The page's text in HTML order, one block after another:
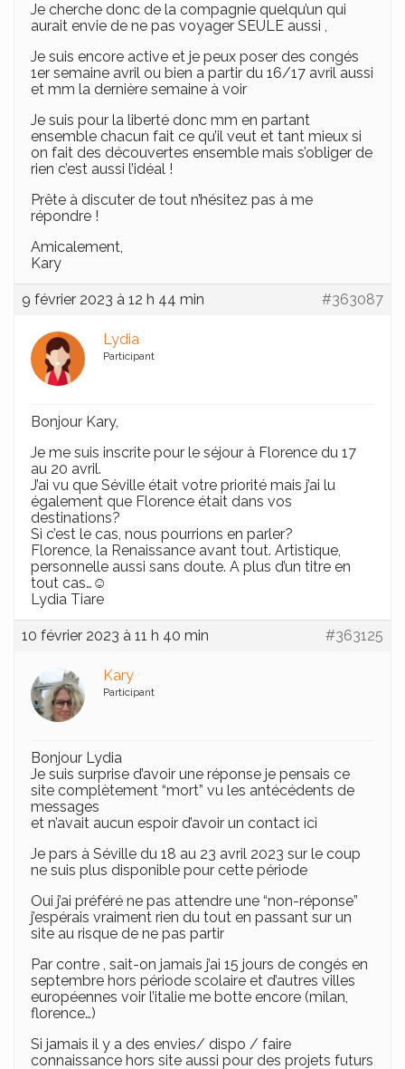
Je cherche donc de la compagnie quelqu’un qui
aurait envie de ne pas voyager SEULE aussi ,
Je suis encore active et je peux poser des congés
1er semaine avril ou bien a partir du 16/17 avril aussi
et mm la dernière semaine à voir
Je suis pour la liberté donc mm en partant
ensemble chacun fait ce qu’il veut et tant mieux si
on fait des découvertes ensemble mais s’obliger de
rien c’est aussi l’idéal !
Prête à discuter de tout n’hésitez pas à me
répondre !
Amicalement,
Kary
9 février 2023 à 12 h 44 min #363087
Lydia
Participant
Bonjour Kary,
Je me suis inscrite pour le séjour à Florence du 17
au 20 avril.
J’ai vu que Séville était votre priorité mais j’ai lu
également que Florence était dans vos
destinations?
Si c’est le cas, nous pourrions en parler?
Florence, la Renaissance avant tout. Artistique,
personnelle aussi sans doute. A plus d’un titre en
tout cas…☺️
Lydia Tiare
10 février 2023 à 11 h 40 min #363125
Kary
Participant
Bonjour Lydia
Je suis surprise d’avoir une réponse je pensais ce
site complètement “mort” vu les antécédents de
messages
et n’avait aucun espoir d’avoir un contact ici
Je pars à Séville du 18 au 23 avril 2023 sur le coup
ne suis plus disponible pour cette période
Oui j’ai préféré ne pas attendre une “non-réponse”
j’espérais vraiment rien du tout en passant sur un
site au risque de ne pas partir
Par contre , sait-on jamais j’ai 15 jours de congés en
septembre hors période scolaire et d’autres villes
européennes voir l’italie me botte encore (milan,
florence…)
Si jamais il y a des envies/ dispo / faire
connaissance hors site aussi pour des projets futurs